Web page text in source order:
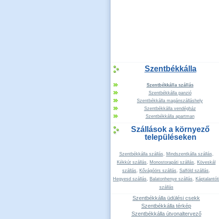
Szentbékkálla
Szentbékkálla szállás
Szentbékkálla panzió
Szentbékkálla magánszálláshely
Szentbékkálla vendégház
Szentbékkálla apartman
Szállások a környező
településeken
Szentbékkálla szállás, Mindszentkálla szállás,
Kékkút szállás, Monostorapáti szállás, Köveskál
szállás, Kővágóörs szállás, Salföld szállás,
Hegyesd szállás, Balatonhenye szállás, Káptalantóti
szállás
Szentbékkálla üdülési csekk
Szentbékkálla térkép
Szentbékkálla útvonaltervező